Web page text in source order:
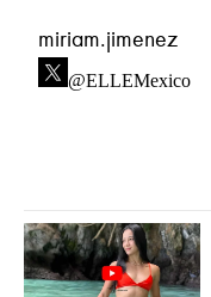
miriam.jimenez
@ELLEMexico